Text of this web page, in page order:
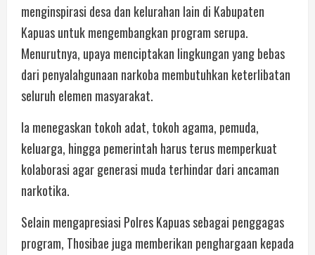
menginspirasi desa dan kelurahan lain di Kabupaten
Kapuas untuk mengembangkan program serupa.
Menurutnya, upaya menciptakan lingkungan yang bebas
dari penyalahgunaan narkoba membutuhkan keterlibatan
seluruh elemen masyarakat.
Ia menegaskan tokoh adat, tokoh agama, pemuda,
keluarga, hingga pemerintah harus terus memperkuat
kolaborasi agar generasi muda terhindar dari ancaman
narkotika.
Selain mengapresiasi Polres Kapuas sebagai penggagas
program, Thosibae juga memberikan penghargaan kepada